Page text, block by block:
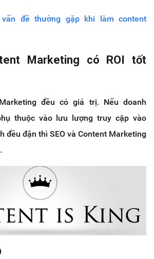
đề thường gặp khi làm content
Marketing có ROI tốt
đều có giá trị. Nếu doanh
thuộc vào lưu lượng truy cập vào
đều đặn thì SEO và Content Marketing